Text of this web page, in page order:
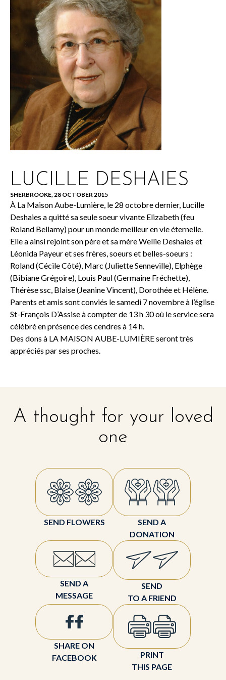
LUCILLE DESHAIES
SHERBROOKE, 28 OCTOBER 2015
À La Maison Aube-Lumière, le 28 octobre dernier, Lucille
Deshaies a quitté sa seule soeur vivante Elizabeth (feu
Roland Bellamy) pour un monde meilleur en vie éternelle.
Elle a ainsi rejoint son père et sa mère Wellie Deshaies et
Léonida Payeur et ses frères, soeurs et belles-soeurs :
Roland (Cécile Côté), Marc (Juliette Senneville), Elphège
(Bibiane Grégoire), Louis Paul (Germaine Fréchette),
Thérèse ssc, Blaise (Jeanine Vincent), Dorothée et Hélène.
Parents et amis sont conviés le samedi 7 novembre à l’église
St-François D’Assise à compter de 13 h 30 où le service sera
célébré en présence des cendres à 14 h.
Des dons à LA MAISON AUBE-LUMIÈRE seront très
appréciés par ses proches.
A thought for your loved
one
SEND FLOWERS
SEND A
DONATION
SEND A
MESSAGE
SEND
TO A FRIEND
SHARE ON
FACEBOOK
PRINT
THIS PAGE